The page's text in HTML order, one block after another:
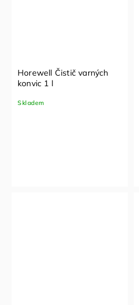
Horewell Čistič varných
konvic 1 l
Skladem